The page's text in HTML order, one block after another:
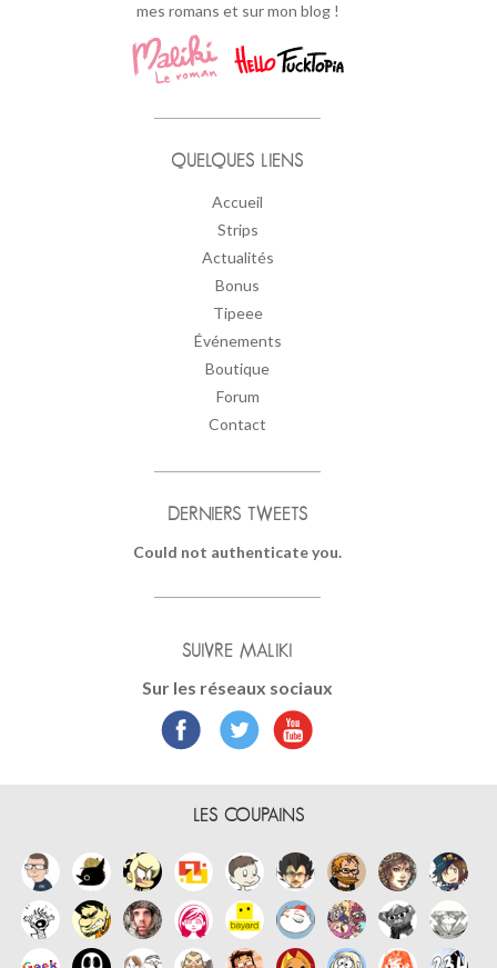
mes romans et sur mon blog !
QUELQUES LIENS
Accueil
Strips
Actualités
Bonus
Tipeee
Événements
Boutique
Forum
Contact
DERNIERS TWEETS
Could not authenticate you.
SUIVRE MALIKI
Sur les réseaux sociaux
LES COUPAINS